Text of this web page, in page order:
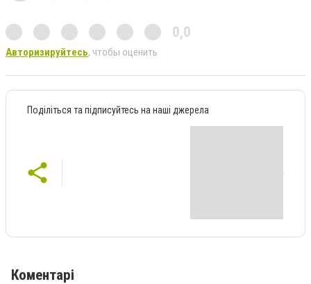
0,0
Авторизируйтесь, чтобы оценить
Поділіться та підписуйтесь на наші джерела
Коментарі